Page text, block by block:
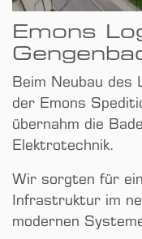
Emons
Beim Neubau des
der Emons
übernahm die
Elektrotechnik.
Wir sorgten für
Infrastruktur im
modernen